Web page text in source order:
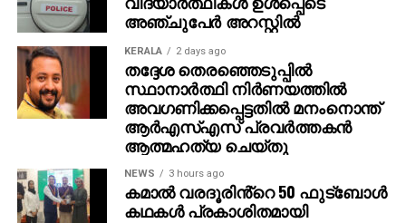
മീഡിയയില്‍ ചര്‍ച്ചയായിരിക്കുന്നത്.
അഞ്ചുപേര്‍ അറസ്റ്റില്‍
KERALA 2 days ago
തദ്ദേശ തെരഞ്ഞെടുപ്പില്‍
സ്ഥാനാര്‍ത്ഥി നിര്‍ണയത്തില്‍
അവഗണിക്കപ്പെട്ടതില്‍ മനംനൊന്ത്
ആര്‍എസ്എസ് പ്രവര്‍ത്തകന്‍
ആത്മഹത്യ ചെയ്തു
NEWS 3 hours ago
കമാൽ വരദൂരിൻ്റെ 50 ഫുട്ബോൾ
കഥകൾ പ്രകാശിതമായി